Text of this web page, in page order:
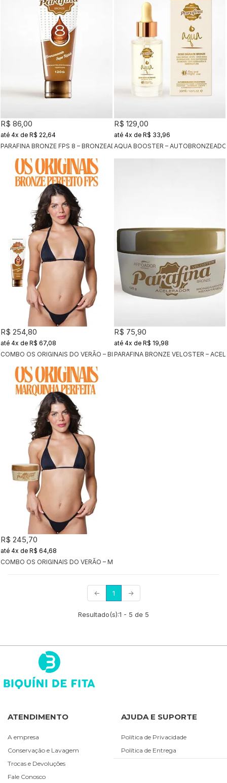
PARAFINA BRONZE FPS 8 – BRONZEADOR 120G
R$ 86,00
4x deR$ 22,64
AQUA BOOSTER –
R$ 129,00
4x de R$ 33,96
COMBO OS ORIGINAIS DO VERÃO – BRONZE PERFEITO FPS - PRETO
R$ 254,80
4x deR$ 67,08
PARAFINA BRONZE VELOSTER –
R$ 75,90
4x de R$ 19,98
COMBO OS ORIGINAIS DO VERÃO – MARQUINHA PERFEITA - PRETO
R$ 245,70
4x deR$ 64,68
← 1(current)
→
Resultado(s):1 - 5 de 5
ATENDIMENTO
A empresa
Conservação e Lavagem
Trocas e Devoluções
Fale Conosco
AJUDA E SUPORTE
Política de Privacidade
Política de Entrega